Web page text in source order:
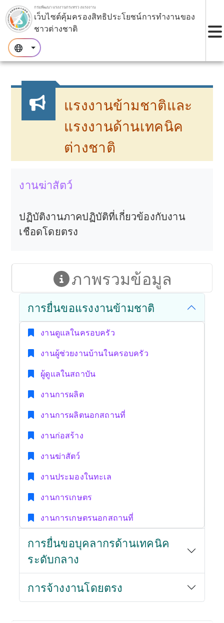
ข้ามไปยังบล็อกหลัก.
กรมพัฒนาแรงงานกระทรวงแรงงาน
เว็บไซต์คุ้มครองสิทธิประโยชน์การทำงานของ
ชาวต่างชาติ
:::
:::
แรงงานข้ามชาติและ
แรงงานด้านเทคนิค
ต่างชาติ
งานฆ่าสัตว์
ปฏิบัติงานภาคปฏิบัติที่เกี่ยวข้องกับงาน
เชือดโดยตรง
ภาพรวมข้อมูล
การยื่นขอแรงงานข้ามชาติ
งานดูแลในครอบครัว
งานผู้ช่วยงานบ้านในครอบครัว
ผู้ดูแลในสถาบัน
งานการผลิต
งานการผลิตนอกสถานที่
งานก่อสร้าง
งานฆ่าสัตว์
งานประมองในทะเล
งานการเกษตร
งานการเกษตรนอกสถานที่
การยื่นขอบุคลากรด้านเทคนิค
ระดับกลาง
การจ้างงานโดยตรง